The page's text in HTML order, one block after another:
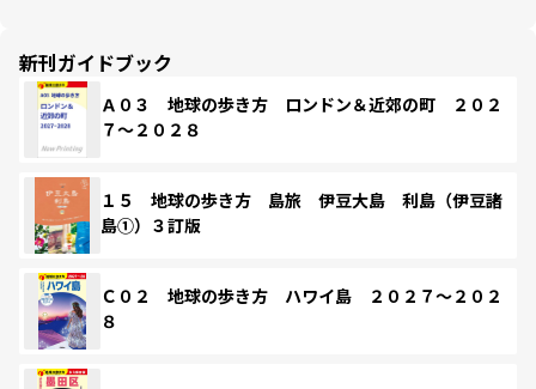
新刊ガイドブック
Ａ０３ 地球の歩き方 ロンドン＆近郊の町 ２０２
７～２０２８
１５ 地球の歩き方 島旅 伊豆大島 利島（伊豆諸
島①）３訂版
Ｃ０２ 地球の歩き方 ハワイ島 ２０２７～２０２
８